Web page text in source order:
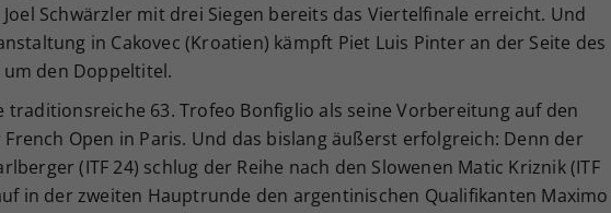
Schwärzler mit drei Siegen bereits das Viertelfinale erreicht. Und
in Cakovec (Kroatien) kämpft Piet Luis Pinter an der Seite des
um den Doppeltitel.
traditionsreiche 63. Trofeo Bonfiglio als seine Vorbereitung auf den
Open in Paris. Und das bislang äußerst erfolgreich: Denn der
(ITF 24) schlug der Reihe nach den Slowenen Matic Kriznik (ITF
in der zweiten Hauptrunde den argentinischen Qualifikanten Maximo